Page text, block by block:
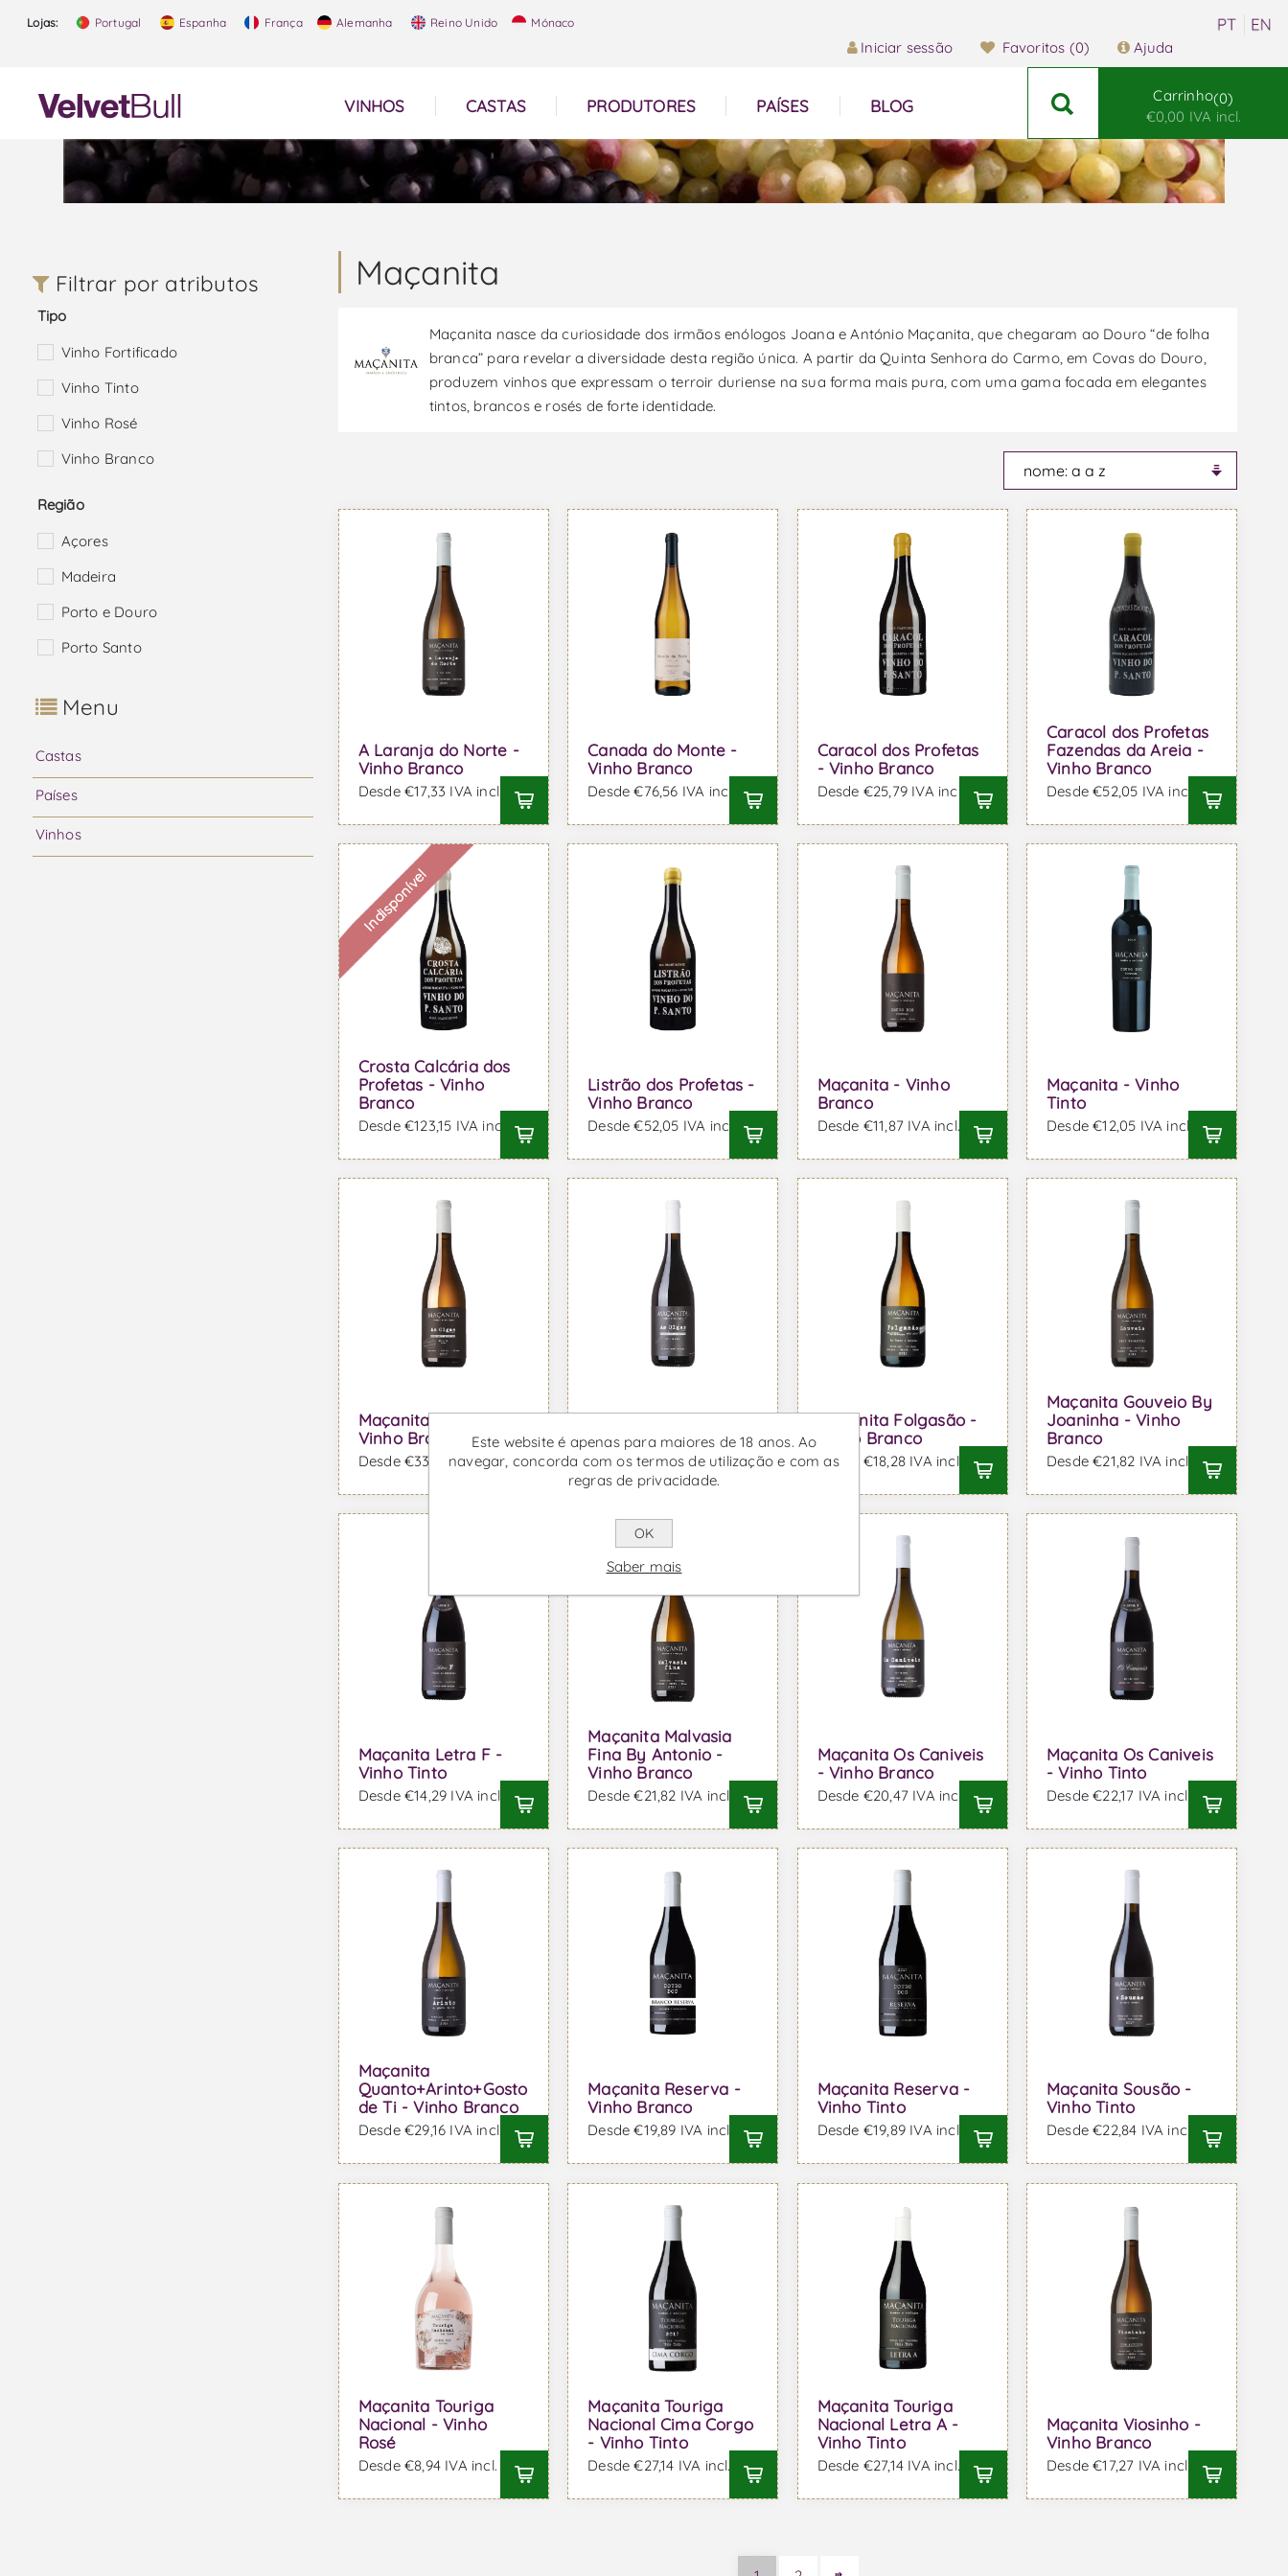
Lojas: Portugal Espanha França Alemanha Reino Unido Mónaco
Iniciar sessão Favoritos (0) Ajuda
VINHOS CASTAS PRODUTORES PAÍSES BLOG
Carrinho 0
€0,00 IVA incl.
Maçanita
Maçanita nasce da curiosidade dos irmãos enólogos Joana e António Maçanita, que chegaram ao Douro “de folha
branca” para revelar a diversidade desta região única. A partir da Quinta Senhora do Carmo, em Covas do Douro,
produzem vinhos que expressam o terroir duriense na sua forma mais pura, com uma gama focada em elegantes
tintos, brancos e rosés de forte identidade.
A Laranja do Norte -
Vinho Branco
Desde €17,33 IVA incl.
Canada do Monte -
Vinho Branco
Desde €76,56 IVA incl.
Caracol dos Profetas
- Vinho Branco
Desde €25,79 IVA incl.
Caracol dos Profetas
Fazendas da Areia -
Vinho Branco
Desde €52,05 IVA incl.
Indisponível
Crosta Calcária dos
Profetas - Vinho
Branco
Desde €123,15 IVA incl.
Listrão dos Profetas -
Vinho Branco
Desde €52,05 IVA incl.
Maçanita - Vinho
Branco
Desde €11,87 IVA incl.
Maçanita - Vinho
Tinto
Desde €12,05 IVA incl.
Maçanita As Olgas -
Vinho Branco
Desde €33,08 IVA incl.
Maçanita As Olgas -
Vinho Tinto
Desde €59,24 IVA incl.
Maçanita Folgasão -
Vinho Branco
Desde €18,28 IVA incl.
Maçanita Gouveio By
Joaninha - Vinho
Branco
Desde €21,82 IVA incl.
Maçanita Letra F -
Vinho Tinto
Desde €14,29 IVA incl.
Maçanita Malvasia
Fina By Antonio -
Vinho Branco
Desde €21,82 IVA incl.
Maçanita Os Caniveis
- Vinho Branco
Desde €20,47 IVA incl.
Maçanita Os Caniveis
- Vinho Tinto
Desde €22,17 IVA incl.
Maçanita
Quanto+Arinto+Gosto
de Ti - Vinho Branco
Desde €29,16 IVA incl.
Maçanita Reserva -
Vinho Branco
Desde €19,89 IVA incl.
Maçanita Reserva -
Vinho Tinto
Desde €19,89 IVA incl.
Maçanita Sousão -
Vinho Tinto
Desde €22,84 IVA incl.
Maçanita Touriga
Nacional - Vinho
Rosé
Desde €8,94 IVA incl.
Maçanita Touriga
Nacional Cima Corgo
- Vinho Tinto
Desde €27,14 IVA incl.
Maçanita Touriga
Nacional Letra A -
Vinho Tinto
Desde €27,14 IVA incl.
Maçanita Viosinho -
Vinho Branco
Desde €17,27 IVA incl.
Filtrar por atributos
Tipo
Vinho Fortificado
Vinho Tinto
Vinho Rosé
Vinho Branco
Região
Açores
Madeira
Porto e Douro
Porto Santo
Menu
Castas
Países
Vinhos
Este website é apenas para maiores de 18 anos. Ao
navegar, concorda com os termos de utilização e com as
regras de privacidade.
OK
Saber mais